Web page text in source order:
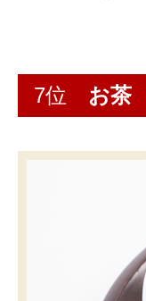
7位 お茶